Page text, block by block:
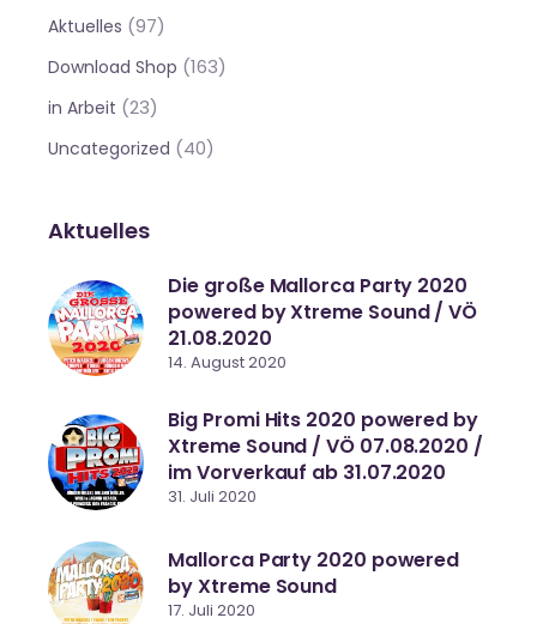
Aktuelles (97)
Download Shop (163)
in Arbeit (23)
Uncategorized (40)
Aktuelles
Die große Mallorca Party 2020
powered by Xtreme Sound / VÖ
21.08.2020
14. August 2020
Big Promi Hits 2020 powered by
Xtreme Sound / VÖ 07.08.2020 /
im Vorverkauf ab 31.07.2020
31. Juli 2020
Mallorca Party 2020 powered
by Xtreme Sound
17. Juli 2020